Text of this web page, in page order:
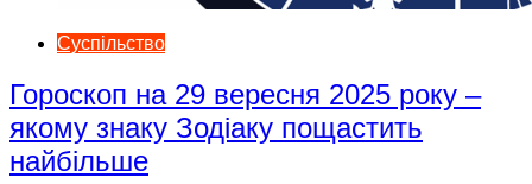
Суспільство
Гороскоп на 29 вересня 2025 року –
якому знаку Зодіаку пощастить
найбільше